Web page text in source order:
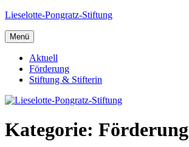
Zum
springen
Lieselotte-Pongratz-Stiftung
Menü
Aktuell
Förderung
Stiftung & Stifterin
Kategorie: Förderung